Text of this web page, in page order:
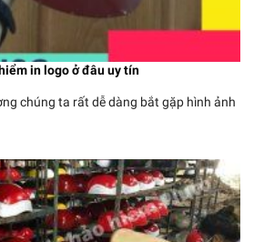
in logo ở đâu uy tín
chúng ta rất dễ dàng bắt gặp hình ảnh